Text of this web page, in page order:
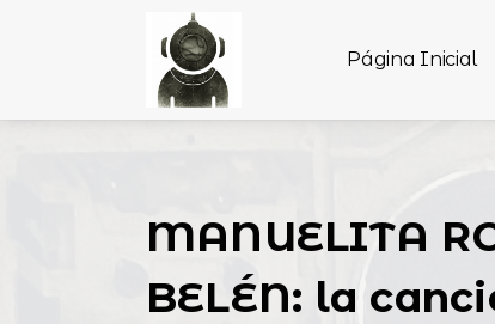
Página Inicial
MANUELITA
BELÉN: la